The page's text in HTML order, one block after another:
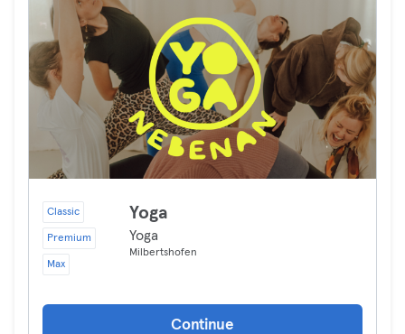
Classic
Premium
Max
Yoga
Yoga
Milbertshofen
Continue